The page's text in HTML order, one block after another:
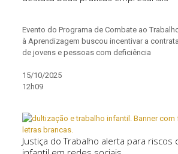
Evento do Programa de Combate ao
à Aprendizagem buscou incentivar a
de jovens e pessoas com deficiência
15/10/2025
12h09
Justiça do Trabalho alerta para riscos